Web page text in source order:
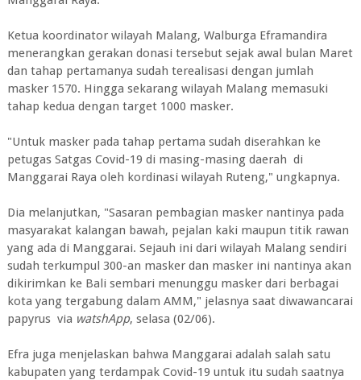
Ketua koordinator wilayah Malang, Walburga Eframandira
menerangkan gerakan donasi tersebut sejak awal bulan Maret
dan tahap pertamanya sudah terealisasi dengan jumlah
masker 1570. Hingga sekarang wilayah Malang memasuki
tahap kedua dengan target 1000 masker.
"Untuk masker pada tahap pertama sudah diserahkan ke
petugas Satgas Covid-19 di masing-masing daerah di
Manggarai Raya oleh kordinasi wilayah Ruteng," ungkapnya.
Dia melanjutkan, "Sasaran pembagian masker nantinya pada
masyarakat kalangan bawah, pejalan kaki maupun titik rawan
yang ada di Manggarai. Sejauh ini dari wilayah Malang sendiri
sudah terkumpul 300-an masker dan masker ini nantinya akan
dikirimkan ke Bali sembari menunggu masker dari berbagai
kota yang tergabung dalam AMM," jelasnya saat diwawancarai
papyrus via watshApp, selasa (02/06).
Efra juga menjelaskan bahwa Manggarai adalah salah satu
kabupaten yang terdampak Covid-19 untuk itu sudah saatnya